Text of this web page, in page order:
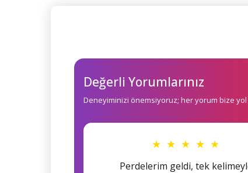
Değerli Yorumlarınız
Deneyiminizi önemsiyoruz; her yorum bize
★ ★ ★ ★ ★
Perdelerim geldi, tek